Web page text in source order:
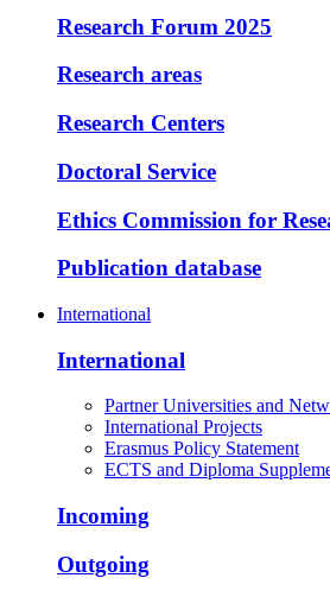
Research Forum 2025
Research areas
Research Centers
Doctoral Service
Ethics Commission for
Publication database
International
International
Partner Universities and
International Projects
Erasmus Policy Statement
ECTS and Diploma
Incoming
Outgoing